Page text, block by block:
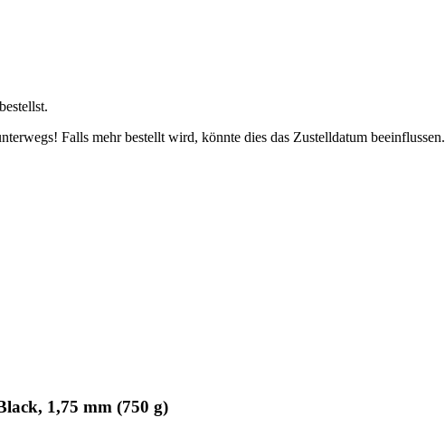
Falls mehr bestellt wird, könnte dies das Zustelldatum beeinflussen.
1,75 mm (750 g)